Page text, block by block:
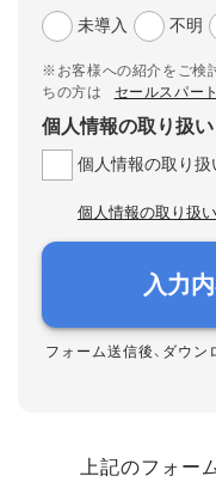
未導入
不明
※お客様への紹介をご検
ちの方は
セールスパー
個人情報の取り扱い
個人情報の取り扱
個人情報の取り扱い
入力
フォーム送信後、ダウ
上記のフォー